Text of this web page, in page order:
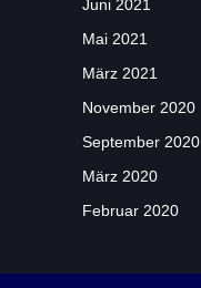
Juni 2021
Mai 2021
März 2021
November 2020
September 2020
März 2020
Februar 2020